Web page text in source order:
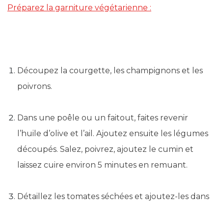
Préparez la garniture végétarienne :
Découpez la courgette, les champignons et les
poivrons.
Dans une poêle ou un faitout, faites revenir
l’huile d’olive et l’ail. Ajoutez ensuite les légumes
découpés. Salez, poivrez, ajoutez le cumin et
laissez cuire environ 5 minutes en remuant.
Détaillez les tomates séchées et ajoutez-les dans